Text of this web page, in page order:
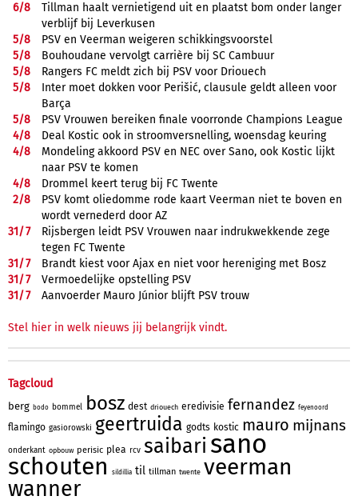
6/8
Tillman haalt vernietigend uit en plaatst bom onder langer
verblijf bij Leverkusen
5/8
PSV en Veerman weigeren schikkingsvoorstel
5/8
Bouhoudane vervolgt carrière bij SC Cambuur
5/8
Rangers FC meldt zich bij PSV voor Driouech
5/8
Inter moet dokken voor Perišić, clausule geldt alleen voor
Barça
5/8
PSV Vrouwen bereiken finale voorronde Champions League
4/8
Deal Kostic ook in stroomversnelling, woensdag keuring
4/8
Mondeling akkoord PSV en NEC over Sano, ook Kostic lijkt
naar PSV te komen
4/8
Drommel keert terug bij FC Twente
2/8
PSV komt oliedomme rode kaart Veerman niet te boven en
wordt vernederd door AZ
31/7
Rijsbergen leidt PSV Vrouwen naar indrukwekkende zege
tegen FC Twente
31/7
Brandt kiest voor Ajax en niet voor hereniging met Bosz
31/7
Vermoedelijke opstelling PSV
31/7 Aanvoerder Mauro Júnior blijft PSV trouw
Stel hier in welk nieuws jij belangrijk vindt.
Tagcloud
berg bodo bommel bosz dest driouech eredivisie fernandez feyenoord
flamingo gasiorowski geertruida godts kostic mauro mijnans
onderkant opbouw perisic plea rcv saibari sano
schouten sildillia til tillman twente veerman
wanner